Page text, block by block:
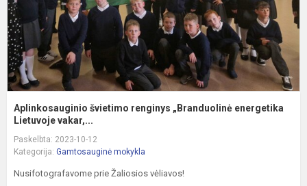
Aplinkosauginio švietimo renginys „Branduolinė energetika
Lietuvoje vakar,...
Paskelbta: 2023-10-12
Kategorija: Gamtosauginė mokykla
Nusifotografavome prie Žaliosios vėliavos!